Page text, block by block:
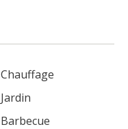
Chauffage
Jardin
Barbecue